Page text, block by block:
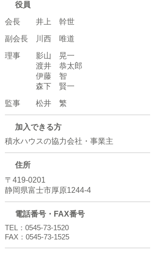
​役員
会長 井上 幹世
副会長 川西 唯道
理事 影山 晃一
渡井 恭太郎
伊藤 智
​ 森下 賢一
監事 松井 繁
​加入できる方
積水ハウスの協力会社・事業主
​住所
〒419-0201
静岡県富士市厚原1244-4
電話番号・FAX番号
TEL：0545-73-1520
FAX：0545-73-1525